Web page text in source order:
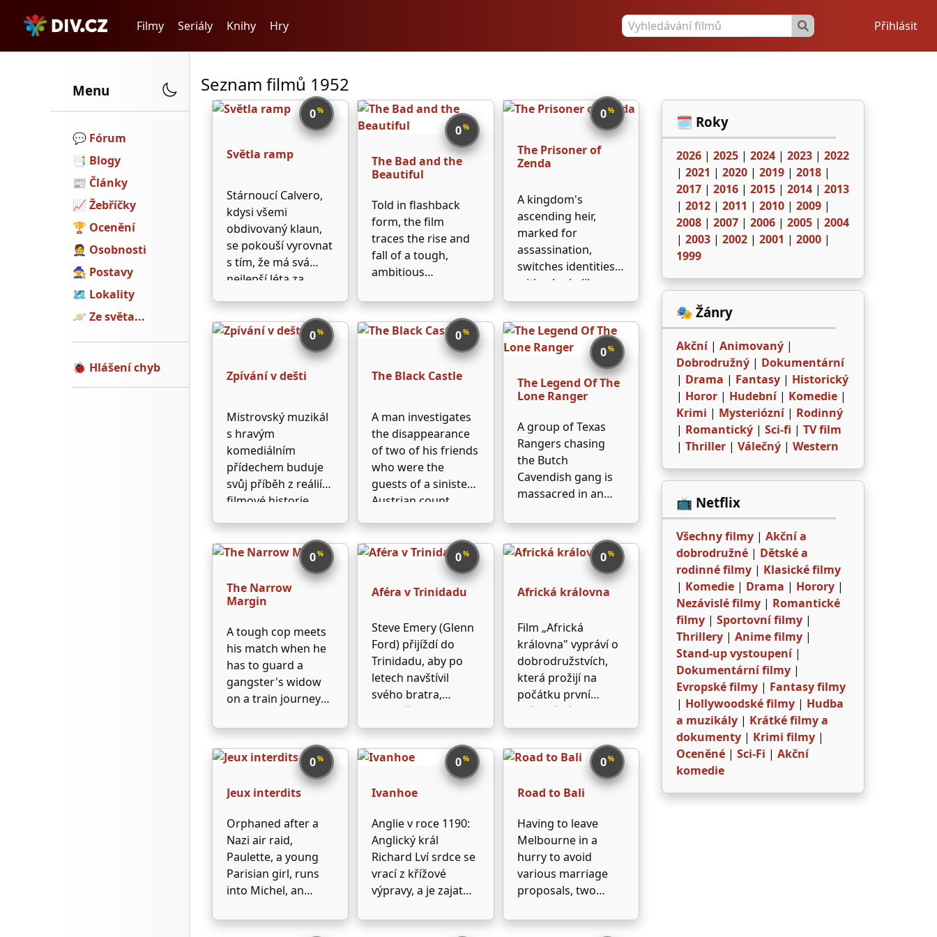
Filmy Seriály Knihy Hry Přihlásit
Menu
💬️ Fórum
📑 Blogy
📰 Články
📈 Žebříčky
🏆 Ocenění
🤵 Osobnosti
🧙 Postavy
🗺 Lokality
🪐 Ze světa...
🐞 Hlášení chyb
Seznam filmů 1952
0%
Světla ramp
Stárnoucí Calvero,
kdysi všemi
obdivovaný klaun,
se pokouší vyrovnat
s tím, že má svá
nejlepší léta za
zachrání mladou
tanečnici Terry,
která si chtěla vzít
život, a nastěhuje ji
k sobě. Péče o ni
…
0%
The Bad and the
Beautiful
Told in flashback
form, the film
traces the rise and
fall of a tough,
ambitious
producer, Jonathan
Shields, as seen
through the eyes of
acquaintances,
a star, Georgia
Lorrison; and a
director, …
0%
The Prisoner of
Zenda
A kingdom's
ascending heir,
marked for
assassination,
switches identities
with a lookalike,
who takes his place
When the real king
is kidnapped, his
followers try to find
him, while the
stand-in falls in love
0%
Zpívání v dešti
Mistrovský muzikál
s hravým
komediálním
přídechem buduje
svůj příběh z reálií
filmové historie
klopotných pokusů
o zvukový film s
neopakovatelným
Genem Kellym v
hlavní roli. Taneční
stávají zcela
přirozenou součástí
příběhu a dotvářejí
…
0%
The Black Castle
A man investigates
the disappearance
of two of his friends
who were the
guests of a sinister
Austrian count.
0%
The Legend Of The
Lone Ranger
A group of Texas
Rangers chasing
the Butch
Cavendish gang is
massacred in an
Rangers survives
and becomes a
vigilante, a masked
Lone Ranger who,
aided by his native
promises to bring
all outlaws …
0%
The Narrow
Margin
A tough cop meets
his match when he
has to guard a
gangster's widow
on a train journey
Angeles.
0%
Aféra v Trinidadu
Steve Emery (Glenn
Ford) přijíždí do
Trinidadu, aby po
letech navštívil
svého bratra,
jenomže toho
krátce před tím
našli mrtvého. Steve
se nehodlá smířit s
spáchal sebevraždu,
pěst vyšetřovat, co
se vlastně stalo. …
0%
Africká královna
Film „Africká
královna" vypráví o
dobrodružstvích,
která prožijí na
počátku první
světové války v nitru
Německé východní
Afriky kanadský
dobrodruh Allnutt a
anglická misionářka
Rosie, prchající na
před německými
vojáky. Na své cestě
k britskému území
musí překonat …
0%
Jeux interdits
Orphaned after a
Nazi air raid,
Paulette, a young
Parisian girl, runs
into Michel, an
and the two quickly
0%
Ivanhoe
Anglie v roce 1190:
Anglický král
Richard Lví srdce se
vrací z křížové
výpravy, a je zajat
Leopoldem, který za
0%
Road to Bali
Having to leave
Melbourne in a
hurry to avoid
various marriage
proposals, two
men sign on for
🗓️ Roky
2026 |2025 |2024 |2023 |2022
|2021 |2020 |2019 |2018 |
2017 |2016 |2015 |2014 |2013
|2012 |2011 |2010 |2009 |
2008 |2007 |2006 |2005 |2004
|2003 |2002 |2001 |2000 |
1999
🎭 Žánry
Akční|Animovaný |
Dobrodružný | Dokumentární
| Drama | Fantasy | Historický
| Horor | Hudební| Komedie |
Krimi | Mysteriózní| Rodinný
| Romantický |Sci-fi |TV film
|Thriller |Válečný |Western
📺 Netflix
Všechny filmy |Akční a
dobrodružné | Dětské a
rodinné filmy | Klasické filmy
| Komedie | Drama | Horory |
Nezávislé filmy | Romantické
filmy |Sportovní filmy |
Thrillery |Anime filmy |
Stand-up vystoupení|
Dokumentární filmy |
Evropské filmy | Fantasy filmy
| Hollywoodské filmy | Hudba
a muzikály | Krátké filmy a
dokumenty | Krimi filmy |
Oceněné |Sci-Fi |Akční
komedie